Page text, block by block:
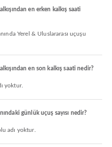
en erken kalkış saati
en son kalkış saati nedir?
yoktur.
günlük uçuş sayısı nedir?
adı yoktur.